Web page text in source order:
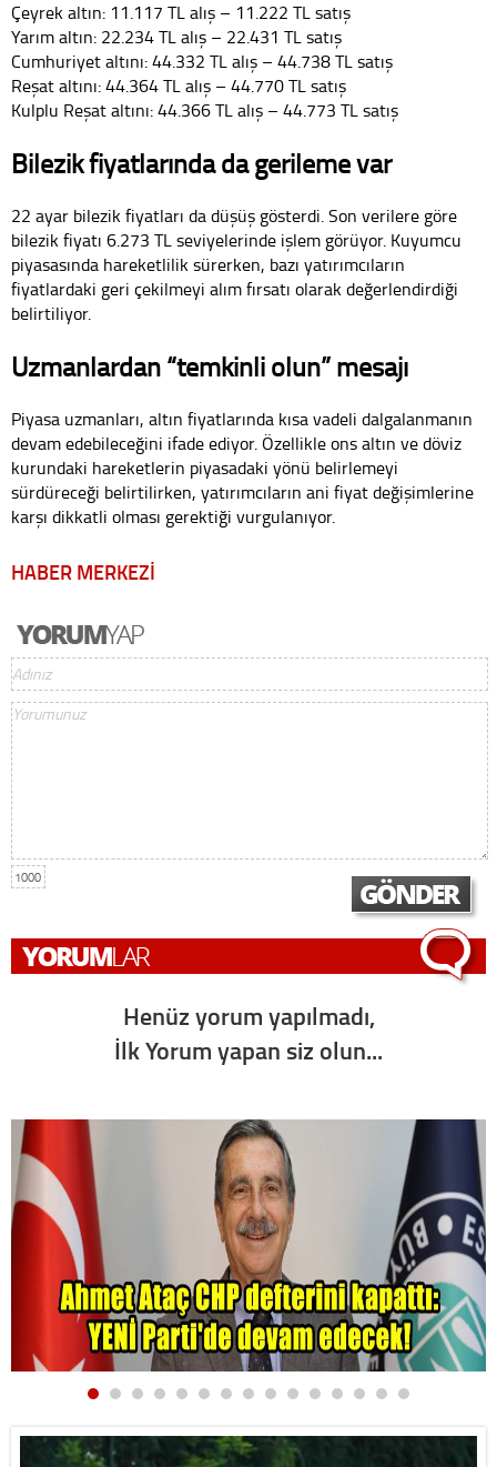
Çeyrek altın: 11.117 TL alış – 11.222 TL satış
Yarım altın: 22.234 TL alış – 22.431 TL satış
Cumhuriyet altını: 44.332 TL alış – 44.738 TL satış
Reşat altını: 44.364 TL alış – 44.770 TL satış
Kulplu Reşat altını: 44.366 TL alış – 44.773 TL satış
Bilezik fiyatlarında da gerileme var
22 ayar bilezik fiyatları da düşüş gösterdi. Son verilere göre
bilezik fiyatı 6.273 TL seviyelerinde işlem görüyor. Kuyumcu
piyasasında hareketlilik sürerken, bazı yatırımcıların
fiyatlardaki geri çekilmeyi alım fırsatı olarak değerlendirdiği
belirtiliyor.
Uzmanlardan “temkinli olun” mesajı
Piyasa uzmanları, altın fiyatlarında kısa vadeli dalgalanmanın
devam edebileceğini ifade ediyor. Özellikle ons altın ve döviz
kurundaki hareketlerin piyasadaki yönü belirlemeyi
sürdüreceği belirtilirken, yatırımcıların ani fiyat değişimlerine
karşı dikkatli olması gerektiği vurgulanıyor.
HABER MERKEZİ
1000
Henüz yorum yapılmadı,
İlk Yorum yapan siz olun...